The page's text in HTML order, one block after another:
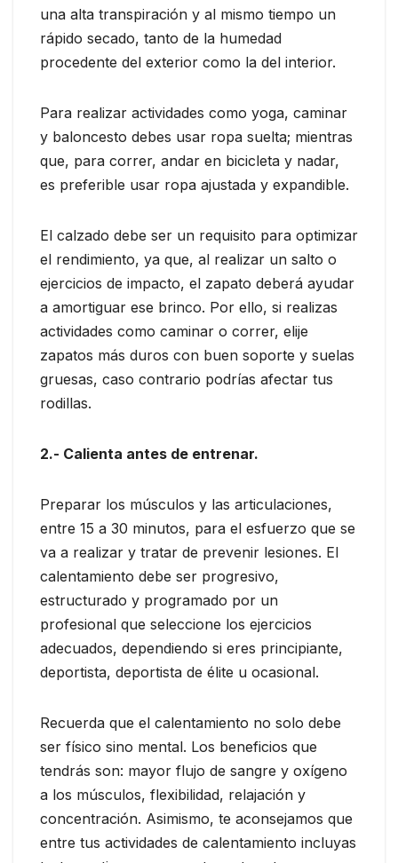
una alta transpiración y al mismo tiempo un
rápido secado, tanto de la humedad
procedente del exterior como la del interior.
Para realizar actividades como yoga, caminar
y baloncesto debes usar ropa suelta; mientras
que, para correr, andar en bicicleta y nadar,
es preferible usar ropa ajustada y expandible.
El calzado debe ser un requisito para optimizar
el rendimiento, ya que, al realizar un salto o
ejercicios de impacto, el zapato deberá ayudar
a amortiguar ese brinco. Por ello, si realizas
actividades como caminar o correr, elije
zapatos más duros con buen soporte y suelas
gruesas, caso contrario podrías afectar tus
rodillas.
2.- Calienta antes de entrenar.
Preparar los músculos y las articulaciones,
entre 15 a 30 minutos, para el esfuerzo que se
va a realizar y tratar de prevenir lesiones. El
calentamiento debe ser progresivo,
estructurado y programado por un
profesional que seleccione los ejercicios
adecuados, dependiendo si eres principiante,
deportista, deportista de élite u ocasional.
Recuerda que el calentamiento no solo debe
ser físico sino mental. Los beneficios que
tendrás son: mayor flujo de sangre y oxígeno
a los músculos, flexibilidad, relajación y
concentración. Asimismo, te aconsejamos que
entre tus actividades de calentamiento incluyas